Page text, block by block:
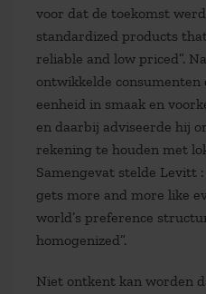
voor dat de toekomst
standardized products
reliable and low priced”.
ontwikkelde consumenten
eenheid in smaak en
en daarbij adviseerde hij
rekening te houden met
Samengevat stelde Levitt
gets more and more like
world’s preference
homogenized”.
Niet ontkent kan worden